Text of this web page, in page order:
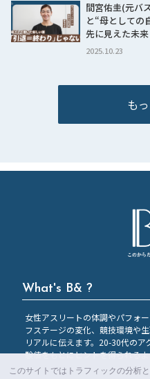
このサイトではトラフィックの分析
間宮佑圭(元バ
と“母としての
先に見えた未来
2025.10.23
も
What's B& ?
女性アスリートの体調やパフォ
フステージの変化、競技環境や
リアルに伝えます。20-30代の
験値をもとにヒントを得られる